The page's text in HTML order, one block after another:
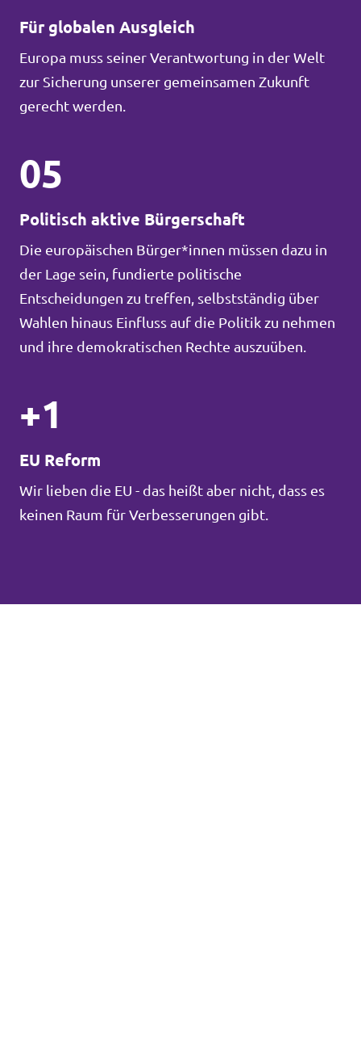
Für globalen Ausgleich
Europa muss seiner Verantwortung in der Welt
zur Sicherung unserer gemeinsamen Zukunft
gerecht werden.
05
Politisch aktive Bürgerschaft
Die europäischen Bürger*innen müssen dazu in
der Lage sein, fundierte politische
Entscheidungen zu treffen, selbstständig über
Wahlen hinaus Einfluss auf die Politik zu nehmen
und ihre demokratischen Rechte auszuüben.
+1
EU Reform
Wir lieben die EU - das heißt aber nicht, dass es
keinen Raum für Verbesserungen gibt.